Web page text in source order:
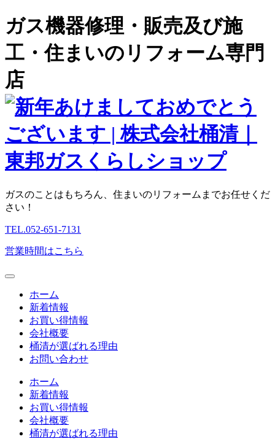
ガス機器修理・販売及び施
工・住まいのリフォーム専門
店
ガスのことはもちろん、住まいのリフォームまでお任せくだ
さい！
TEL.052-651-7131
営業時間はこちら
ホーム
新着情報
お買い得情報
会社概要
桶清が選ばれる理由
お問い合わせ
ホーム
新着情報
お買い得情報
会社概要
桶清が選ばれる理由